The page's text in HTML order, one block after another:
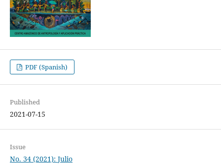
PDF (Spanish)
Published
2021-07-15
Issue
No. 34 (2021): Julio